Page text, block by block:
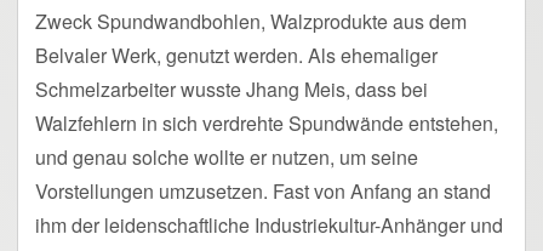
Zweck Spundwandbohlen, Walzprodukte aus dem
Belvaler Werk, genutzt werden. Als ehemaliger
Schmelzarbeiter wusste Jhang Meis, dass bei
Walzfehlern in sich verdrehte Spundwände entstehen,
und genau solche wollte er nutzen, um seine
Vorstellungen umzusetzen. Fast von Anfang an stand
ihm der leidenschaftliche Industriekultur-Anhänger und